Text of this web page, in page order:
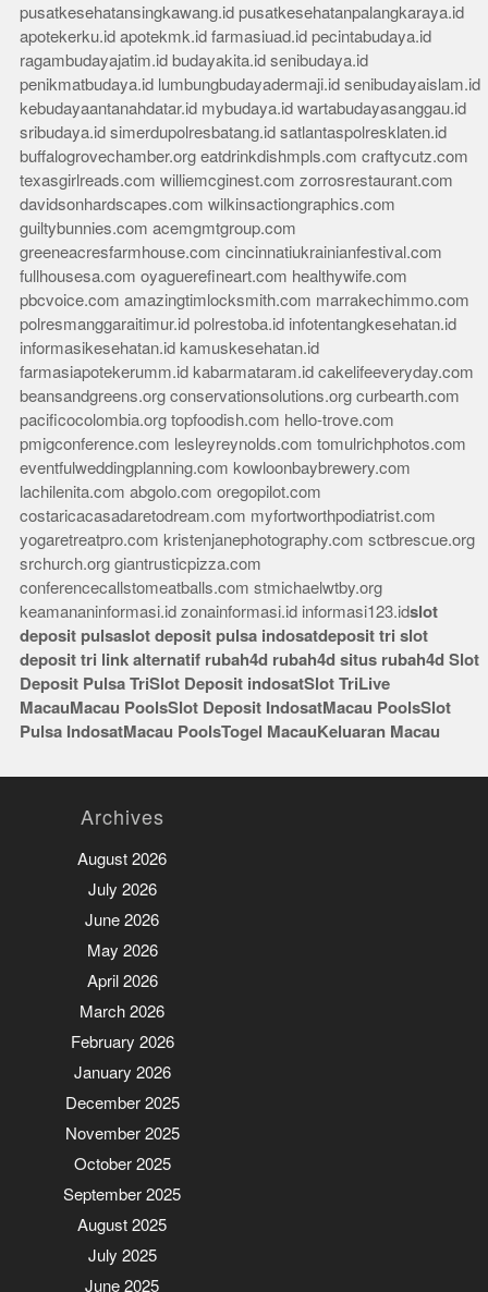
pusatkesehatansingkawang.id pusatkesehatanpalangkaraya.id
apotekerku.id apotekmk.id farmasiuad.id pecintabudaya.id
ragambudayajatim.id budayakita.id senibudaya.id
penikmatbudaya.id lumbungbudayadermaji.id senibudayaislam.id
kebudayaantanahdatar.id mybudaya.id wartabudayasanggau.id
sribudaya.id simerdupolresbatang.id satlantaspolresklaten.id
buffalogrovechamber.org eatdrinkdishmpls.com craftycutz.com
texasgirlreads.com williemcginest.com zorrosrestaurant.com
davidsonhardscapes.com wilkinsactiongraphics.com
guiltybunnies.com acemgmtgroup.com
greeneacresfarmhouse.com cincinnatiukrainianfestival.com
fullhousesa.com oyaguerefineart.com healthywife.com
pbcvoice.com amazingtimlocksmith.com marrakechimmo.com
polresmanggaraitimur.id polrestoba.id infotentangkesehatan.id
informasikesehatan.id kamuskesehatan.id
farmasiapotekerumm.id kabarmataram.id cakelifeeveryday.com
beansandgreens.org conservationsolutions.org curbearth.com
pacificocolombia.org topfoodish.com hello-trove.com
pmigconference.com lesleyreynolds.com tomulrichphotos.com
eventfulweddingplanning.com kowloonbaybrewery.com
lachilenita.com abgolo.com oregopilot.com
costaricacasadaretodream.com myfortworthpodiatrist.com
yogaretreatpro.com kristenjanephotography.com sctbrescue.org
srchurch.org giantrusticpizza.com
conferencecallstomeatballs.com stmichaelwtby.org
keamananinformasi.id zonainformasi.id informasi123.idslot
deposit pulsaslot deposit pulsa indosatdeposit tri slot
deposit tri link alternatif rubah4d rubah4d situs rubah4d Slot
Deposit Pulsa TriSlot Deposit indosatSlot TriLive
MacauMacau PoolsSlot Deposit IndosatMacau PoolsSlot
Pulsa IndosatMacau PoolsTogel MacauKeluaran Macau
Archives
August 2026
July 2026
June 2026
May 2026
April 2026
March 2026
February 2026
January 2026
December 2025
November 2025
October 2025
September 2025
August 2025
July 2025
June 2025